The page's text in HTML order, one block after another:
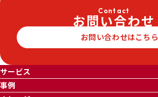
Contact
お問い合わせ
お問い合わせはこちら
サービス
事例